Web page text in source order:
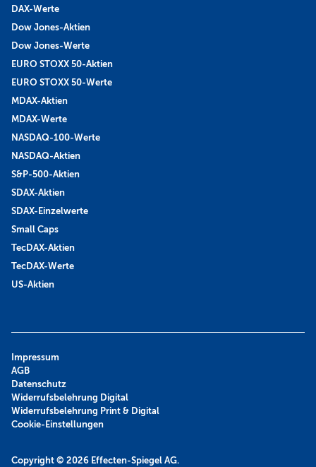
DAX-Werte
Dow Jones-Aktien
Dow Jones-Werte
EURO STOXX 50-Aktien
EURO STOXX 50-Werte
MDAX-Aktien
MDAX-Werte
NASDAQ-100-Werte
NASDAQ-Aktien
S&P-500-Aktien
SDAX-Aktien
SDAX-Einzelwerte
Small Caps
TecDAX-Aktien
TecDAX-Werte
US-Aktien
Copyright © 2026 Effecten-Spiegel AG.
Impressum
AGB
Datenschutz
Widerrufsbelehrung Digital
Widerrufsbelehrung Print & Digital
Cookie-Einstellungen